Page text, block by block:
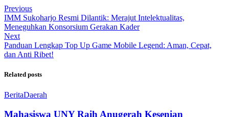
Previous
IMM Sukoharjo Resmi Dilantik: Merajut Intelektualitas,
Meneguhkan Konsorsium Gerakan Kader
Next
Panduan Lengkap Top Up Game Mobile Legend: Aman, Cepat,
dan Anti Ribet!
Related posts
BeritaDaerah
Mahasiswa UNY Raih Anugerah Kesenian